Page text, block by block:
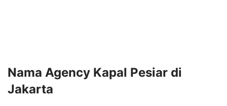
Nama Agency Kapal Pesiar di
Jakarta